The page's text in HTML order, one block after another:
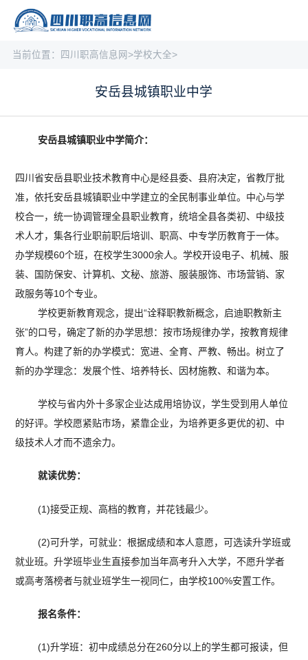
当前位置： 四川职高信息网 >学校大全>
安岳县城镇职业中学
安岳县城镇职业中学简介：
四川省安岳县职业技术教育中心是经县委、县府决定，省教厅批
准，依托安岳县城镇职业中学建立的全民制事业单位。中心与学
校合一，统一协调管理全县职业教育，统培全县各类初、中级技
术人才，集各行业职前职后培训、职高、中专学历教育于一体。
办学规模60个班，在校学生3000余人。学校开设电子、机械、服
装、国防保安、计算机、文秘、旅游、服装服饰、市场营销、家
政服务等10个专业。
学校更新教育观念，提出“诠释职教新概念，启迪职教新主
张”的口号，确定了新的办学思想：按市场规律办学，按教育规律
育人。构建了新的办学模式：宽进、全育、严教、畅出。树立了
新的办学理念：发展个性、培养特长、因材施教、和谐为本。
学校与省内外十多家企业达成用培协议，学生受到用人单位
的好评。学校愿紧贴市场，紧靠企业，为培养更多更优的初、中
级技术人才而不遗余力。
就读优势：
(1)接受正规、高档的教育，并花钱最少。
(2)可升学，可就业：根据成绩和本人意愿，可选读升学班或
就业班。升学班毕业生直接参加当年高考升入大学，不愿升学者
或高考落榜者与就业班学生一视同仁，由学校100%安置工作。
报名条件：
(1)升学班：初中成绩总分在260分以上的学生都可报读，但